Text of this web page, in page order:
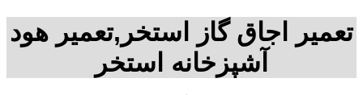
تعمیر اجاق گاز استخر,تعمیر هود
آشپزخانه استخر